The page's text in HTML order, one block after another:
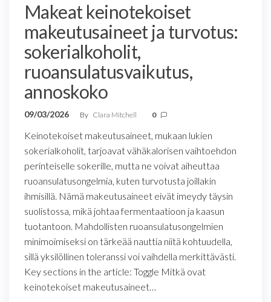
Makeat keinotekoiset
makeutusaineet ja turvotus:
sokerialkoholit,
ruoansulatusvaikutus,
annoskoko
09/03/2026 By Clara Mitchell 0
Keinotekoiset makeutusaineet, mukaan lukien
sokerialkoholit, tarjoavat vähäkalorisen vaihtoehdon
perinteiselle sokerille, mutta ne voivat aiheuttaa
ruoansulatusongelmia, kuten turvotusta joillakin
ihmisillä. Nämä makeutusaineet eivät imeydy täysin
suolistossa, mikä johtaa fermentaatioon ja kaasun
tuotantoon. Mahdollisten ruoansulatusongelmien
minimoimiseksi on tärkeää nauttia niitä kohtuudella,
sillä yksilöllinen toleranssi voi vaihdella merkittävästi.
Key sections in the article: Toggle Mitkä ovat
keinotekoiset makeutusaineet…